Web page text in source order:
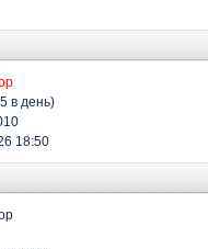
в день)
18:50